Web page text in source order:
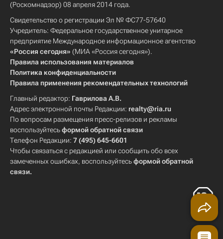
(Роскомнадзор) 08 апреля 2014 года.
Свидетельство о регистрации Эл № ФС77-57640
Учредитель: Федеральное государственное унитарное
предприятие Международное информационное агентство
«Россия сегодня» (МИА «Россия сегодня»).
Правила использования материалов
Политика конфиденциальности
Правила применения рекомендательных технологий
Главный редактор: Гаврилова А.В.
Адрес электронной почты Редакции: realty@ria.ru
По вопросам размещения пресс-релизов и рекламы
воспользуйтесьформой обратной связи
Телефон Редакции: 7 (495) 645-6601
Чтобы связаться с редакцией или сообщить обо всех
замеченных ошибках, воспользуйтесьформой обратной
связи.